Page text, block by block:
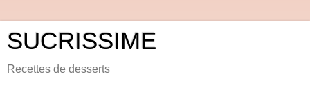
SUCRISSIME
Recettes de desserts